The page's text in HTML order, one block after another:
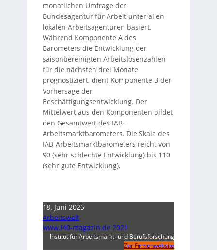
monatlichen Umfrage der
Bundesagentur für Arbeit unter allen
lokalen Arbeitsagenturen basiert.
Während Komponente A des
Barometers die Entwicklung der
saisonbereinigten Arbeitslosenzahlen
für die nächsten drei Monate
prognostiziert, dient Komponente B der
Vorhersage der
Beschäftigungsentwicklung. Der
Mittelwert aus den Komponenten bildet
den Gesamtwert des IAB-
Arbeitsmarktbarometers. Die Skala des
IAB-Arbeitsmarktbarometers reicht von
90 (sehr schlechte Entwicklung) bis 110
(sehr gute Entwicklung).
18. Juni 2025
Arbeitswelt
www.i40-magazin.de 2021
Institut für Arbeitsmarkt- und Berufsforschung
Zur Firmenwebsite